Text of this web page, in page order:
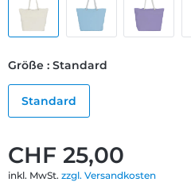
CHF 25,00
inkl. MwSt. zzgl. Versandkosten
Größe : Standard
Standard